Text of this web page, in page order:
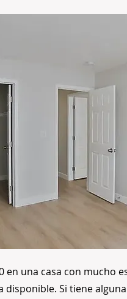
en una casa con mucho
disponible. Si tiene